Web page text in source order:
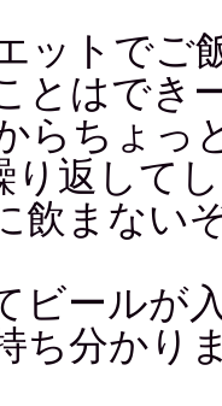
ットでご
とはでき
らちょっ
り返して
飲まない
ビールが
ち分かり